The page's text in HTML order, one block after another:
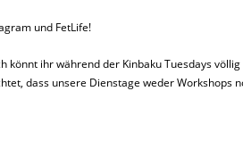
und FetLife!
könnt ihr während der Kinbaku Tuesdays
dass unsere Dienstage weder Workshops